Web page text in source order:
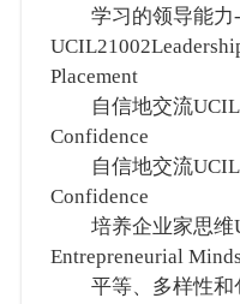
学习的领导能力-
Placement
自信地交流
Confidence
自信地交流
Confidence
培养企业家思维
Entrepreneurial
平等、多样性和